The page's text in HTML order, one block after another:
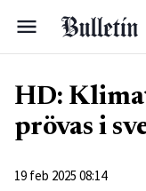
HD:
prövas i
19 feb 2025 08:14